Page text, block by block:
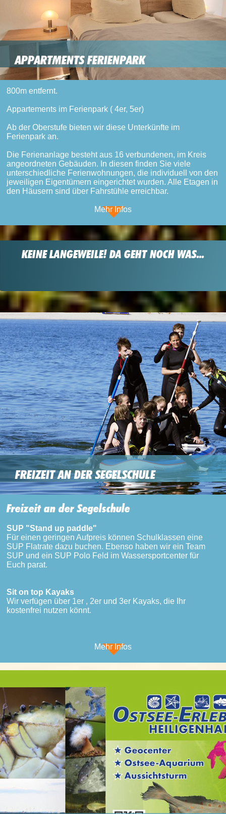
APPARTMENTS FERIENPARK
800m entfernt.
Appartements im Ferienpark ( 4er, 5er)
Ab der Oberstufe bieten wir diese Unterkünfte im
Ferienpark an.
Die Ferienanlage besteht aus 16 verbundenen, im Kreis
angeordneten Gebäuden. In diesen finden Sie viele
unterschiedliche Ferienwohnungen, die individuell von den
jeweiligen Eigentümern eingerichtet wurden. Alle Etagen in
den Häusern sind über Fahrstühle erreichbar.
Mehr Infos
KEINE LANGEWEILE! DA GEHT NOCH WAS...
FREIZEIT AN DER SEGELSCHULE
Freizeit an der Segelschule
SUP "Stand up paddle"
Für einen geringen Aufpreis können Schulklassen eine
SUP Flatrate dazu buchen. Ebenso haben wir ein Team
SUP und ein SUP Polo Feld im Wassersportcenter für
Euch parat.
Sit on top Kayaks
Wir verfügen über 1er , 2er und 3er Kayaks, die Ihr
kostenfrei nutzen könnt.
Mehr Infos